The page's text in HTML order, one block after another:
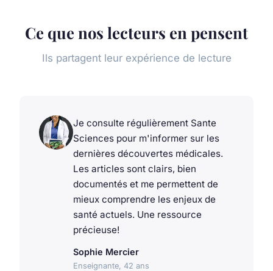
Ce que nos lecteurs en pensent
Ils partagent leur expérience de lecture
Je consulte régulièrement Sante
Sciences pour m'informer sur les
dernières découvertes médicales.
Les articles sont clairs, bien
documentés et me permettent de
mieux comprendre les enjeux de
santé actuels. Une ressource
précieuse!
Sophie Mercier
Enseignante, 42 ans